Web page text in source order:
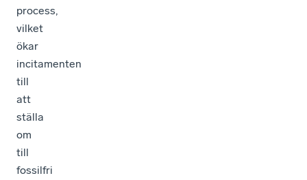
process,
vilket
ökar
incitamenten
till
att
ställa
om
till
fossilfri